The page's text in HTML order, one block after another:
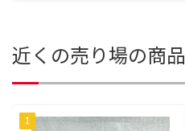
近くの売り場の商品